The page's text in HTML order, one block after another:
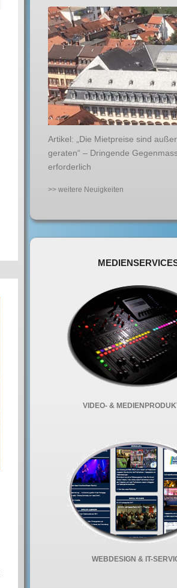
Artikel: „Die Mietpreise sind
geraten“ – Dringende
erforderlich
>> weitere Neuigkeiten
VIDEO- &
WEBDESIGN & IT-